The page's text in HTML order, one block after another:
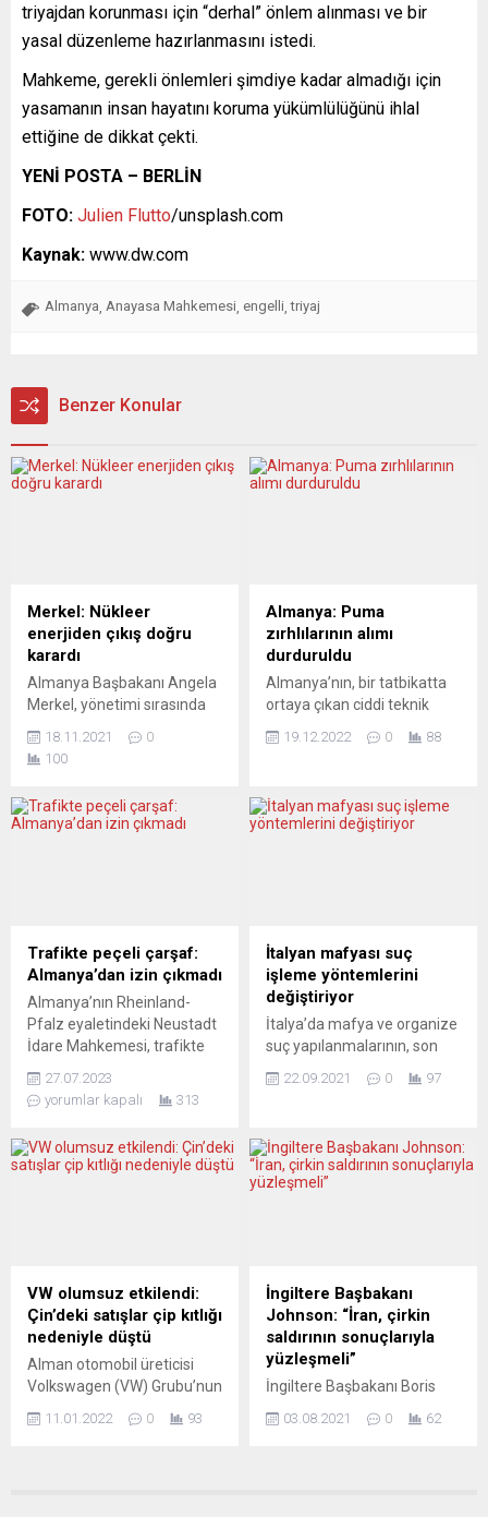
triyajdan korunması için “derhal” önlem alınması ve bir
yasal düzenleme hazırlanmasını istedi.
Mahkeme, gerekli önlemleri şimdiye kadar almadığı için
yasamanın insan hayatını koruma yükümlülüğünü ihlal
ettiğine de dikkat çekti.
YENİ POSTA – BERLİN
FOTO: Julien Flutto/unsplash.com
Kaynak: www.dw.com
Almanya Anayasa Mahkemesi engelli ,triyaj
Benzer Konular
Merkel: Nükleer
enerjiden çıkış doğru
karardı
Almanya Başbakanı Angela
Merkel, yönetimi sırasında
çıkış kararının doğru
olduğunu yineledi.
Başbakanı Angela
Merkel, Reuters haber
kömürden ve nükleer
enerjiden vazgeçerek şimdi
enerji dönüşümünü
başarmak gibi iddialı ve
çetin bir ödevle karşı karşıya
olduğumuz doğrudur”...
18.11.2021
0
100
Almanya: Puma
zırhlılarının alımı
durduruldu
Almanya’nın, bir tatbikatta
ortaya çıkan ciddi teknik
zırhlı muharebe aracı alımını
Christine Lambrecht,
Berlin’de yaptığı açıklamada,
eleştirilen haklı olduğunu
dile getiren Lambrecht,
“Askerlerimiz, silah
sistemlerinin...
19.12.2022 0 88
Trafikte peçeli çarşaf:
Almanya’dan izin çıkmadı
Almanya’nın Rheinland-
Pfalz eyaletindeki Neustadt
İdare Mahkemesi, trafikte
yasaklayan maddeye
uymak istemeyen bir
reddetti. Peçeli çarşaf giyen
kadın, trafikte yüzünü
nedenlerle takılan
başörtüsünden farklı olarak
yüzün sadece gözlerinin
dışında kalan bölümlerini de
kapattığına dikkat çekti.
Trafik Yönetmeliği’nde...
27.07.2023
yorumlar kapalı
313
İtalyan mafyası suç
işleme yöntemlerini
değiştiriyor
İtalya’da mafya ve organize
suç yapılanmalarının, son
yöntemlerinde değişikliğe
daha çok “sessizce sızma”
yöntemini benimsediği
yansıyan raporda, mafya ve
organize suç örgütlerinin
ülkenin tamamında çıkarı
olduğu ifade...
22.09.2021 0 97
VW olumsuz etkilendi:
Çin’deki satışlar çip kıtlığı
nedeniyle düştü
Alman otomobil üreticisi
Volkswagen (VW) Grubu’nun
Çin’deki araç satışları geçen
11.01.2022 0 93
İngiltere Başbakanı
Johnson: “İran, çirkin
saldırının sonuçlarıyla
yüzleşmeli”
İngiltere Başbakanı Boris
şirkete ait gemiye
03.08.2021 0 62